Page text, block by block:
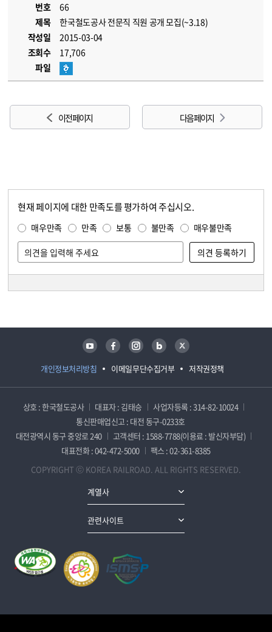
번호
66
제목
한국철도공사 전문직 직원 공개 모집(~3.18)
작성일
2015-03-04
조회수
17,706
파일
이전 페이지 다음 페이지
현재 페이지에 대한 만족도를 평가하여 주십시오.
매우만족 만족 보통 불만족 매우불만족
개인정보처리방침 이메일무단수집거부 저작권정책
유튜브 페이스북 인스타그램 블로그 트위터
상호 : 한국철도공사 대표자 : 김태승
사업자등록 : 314-82-10024
통신판매업신고 : 대전 동구-0233호
대전광역시 동구 중앙로 240
고객센터 : 1588-7788(이용료 : 발신자부담)
대표전화 : 042-472-5000
팩스 : 02-361-8385
COPYRIGHT ⓒ KOREA RAILROAD. ALL RIGHTS RESERVED.
계열사
관련사이트